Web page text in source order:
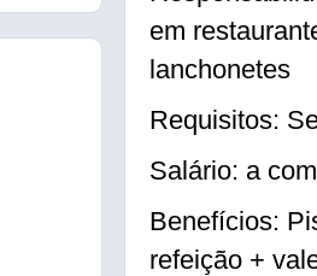
em
lanchonetes
Requisitos:
Salário: a
Benefícios:
refeição +